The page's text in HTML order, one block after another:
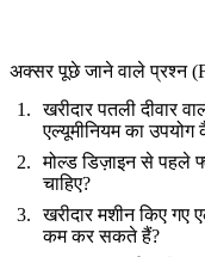
अक्सर पूछे जाने वाले प्रश्न
खरीदार पतली दीवार
एल्यूमीनियम का
मोल्ड डिज़ाइन से पहले
चाहिए?
खरीदार मशीन किए गए
कम कर सकते हैं?